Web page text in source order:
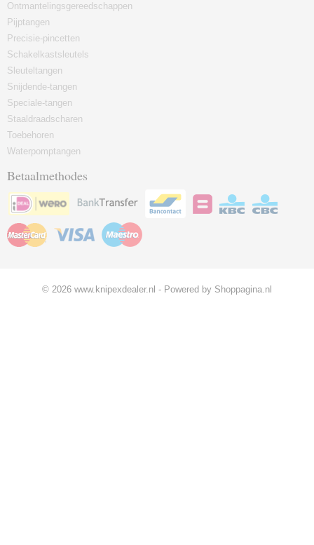
Ontmantelingsgereedschappen
Pijptangen
Precisie-pincetten
Schakelkastsleutels
Sleuteltangen
Snijdende-tangen
Speciale-tangen
Staaldraadscharen
Toebehoren
Waterpomptangen
Betaalmethodes
© 2026 www.knipexdealer.nl - Powered by Shoppagina.nl